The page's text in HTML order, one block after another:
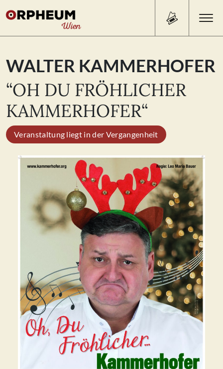
Search
for:
Search Button
PROGRAMM/TICKETS
BEISL
ÜBER UNS
KONTAKT
WALTER KAMMERHOFER
“OH DU FRÖHLICHER
KAMMERHOFER“
Veranstaltung liegt in der Vergangenheit